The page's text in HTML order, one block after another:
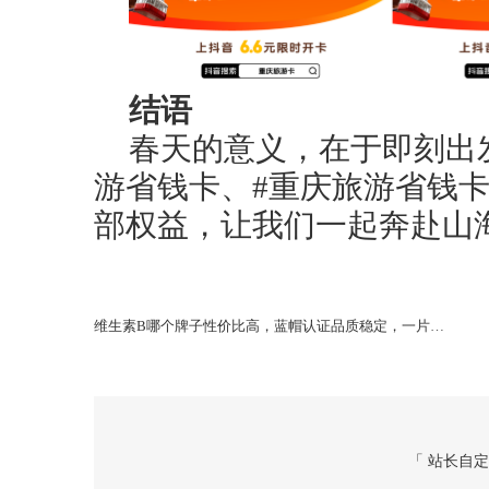
结语
春天的意义，在于即刻
游省钱卡、#重庆旅游省钱
部权益，让我们一起奔赴山
维生素B哪个牌子性价比高，蓝帽认证品质稳定，一片搞定每日营养补给
「 站长自